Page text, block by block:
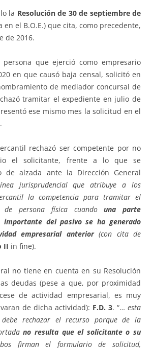
la Resolución de 30 de septiembre de
en el B.O.E.) que cita, como precedente,
de 2016.
que ejerció como empresario
en que causó baja censal, solicitó en
de mediador concursal de
tramitar el expediente en julio de
ese mismo mes la solicitud en el
rechazó ser competente por no
el solicitante, frente a lo que se
de alzada ante la Dirección General
jurisprudencial que atribuye a los
la competencia para tramitar el
de persona física cuandouna parte
importante del pasivo se ha generado
empresarial anterior(con cita de
II in fine).
no tiene en cuenta en su Resolución
deudas (pese a que, por proximidad
de actividad empresarial, es muy
de dicha actividad): F.D. 3. “… esta
debe rechazar el recurso porque de la
no resulta que el solicitante o su
firman el formulario de solicitud,